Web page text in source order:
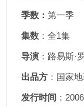
季数： 第一季
集数 ：全1集
导演 ：路易斯·
出品方 ：国家
发行时间 ：